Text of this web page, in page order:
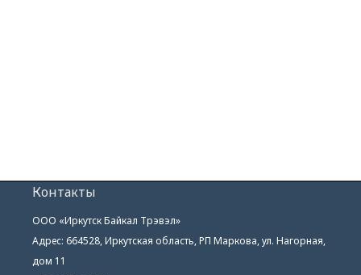
Контакты
ООО «Иркутск Байкал Трэвэл»
Адрес: 664528, Иркутская область, РП Маркова, ул. Нагорная,
дом 11